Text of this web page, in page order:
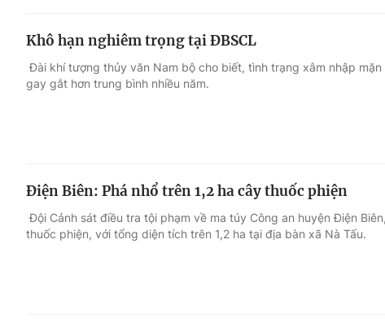
Khô hạn nghiêm trọng tại ĐBSCL
Đài khí tượng thủy văn Nam bộ cho biết, tình trạng xâm nhập
gay gắt hơn trung bình nhiều năm.
Điện Biên: Phá nhổ trên 1,2 ha cây thuốc phiện
Đội Cảnh sát điều tra tội phạm về ma túy Công an huyện Điện
thuốc phiện, với tổng diện tích trên 1,2 ha tại địa bàn xã Nà Tấu.